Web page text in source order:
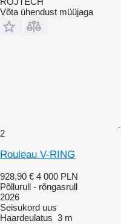
Võta ühendust müüjaga
2
Rouleau V-RING
928,90 € 4 000 PLN
Põllurull - rõngasrull
2026
Seisukord uus
Haardeulatus 3 m